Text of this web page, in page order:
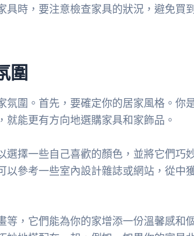
時，要注意檢查家具的狀況，避免買到
圍
氛圍。首先，要確定你的居家風格。你
能更有方向地選購家具和家飾品。
選擇一些自己喜歡的顏色，並將它們巧
以參考一些室內設計雜誌或網站，從中
，它們能為你的家增添一份溫馨感和